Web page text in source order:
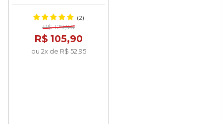
(2)
R$ 129,90
R$ 105,90
ou 2x de R$ 52,95